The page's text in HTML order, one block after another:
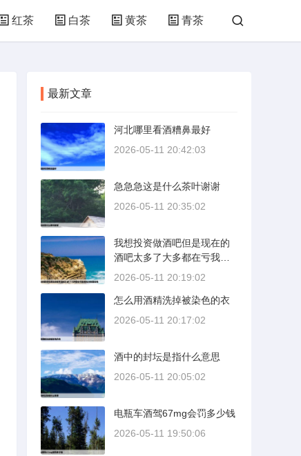
红茶 白茶 黄茶 青茶
最新文章
河北哪里看酒糟鼻最好
2026-05-11 20:42:03
急急急这是什么茶叶谢谢
2026-05-11 20:35:02
我想投资做酒吧但是现在的
酒吧太多了大多都在亏我想
找点有建设性
2026-05-11 20:19:02
怎么用酒精洗掉被染色的衣
2026-05-11 20:17:02
酒中的封坛是指什么意思
2026-05-11 20:05:02
电瓶车酒驾67mg会罚多少钱
2026-05-11 19:50:06